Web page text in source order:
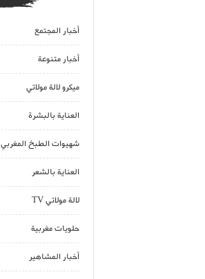
أخبار المجتمع
أخبار متنوعة
ميكرو لالة مولاتي
العناية بالبشرة
شهيوات الطبخ المغربي
العناية بالشعر
لالة مولاتي TV
حلويات مغربية
أخبار المشاهير